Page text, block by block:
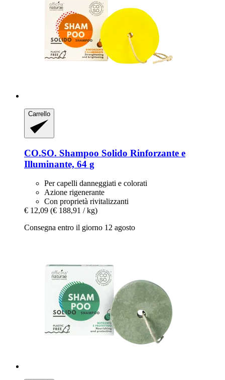
Carrello
CO.SO. Shampoo Solido Rinforzante e
Illuminante, 64 g
Per capelli danneggiati e colorati
Azione rigenerante
Con proprietà rivitalizzanti
€ 12,09 (€ 188,91 / kg)
Consegna entro il giorno 12 agosto